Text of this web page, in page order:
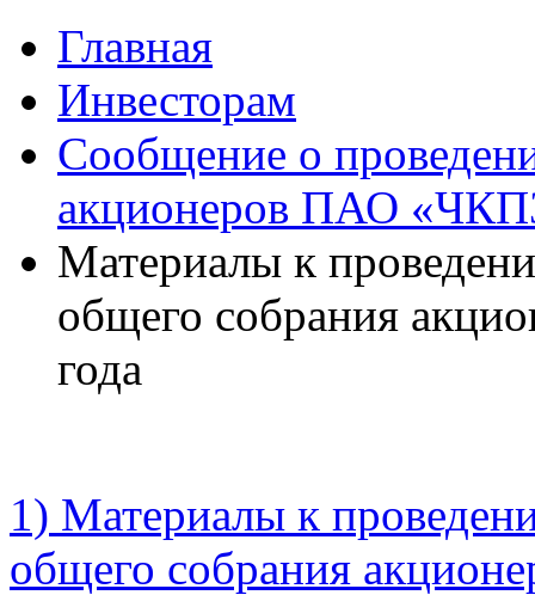
Главная
Инвесторам
Сообщение о
акционеров ПАО
Материалы к
общего собрания
года
1) Материалы к
общего собрания